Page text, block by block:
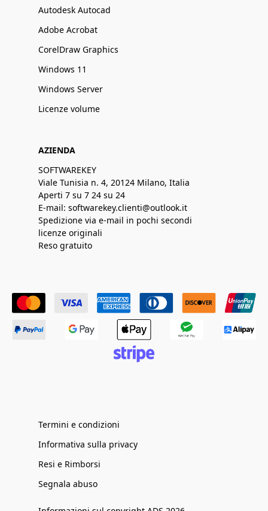
Autodesk Autocad
Adobe Acrobat
CorelDraw Graphics
Windows 11
Windows Server
Licenze volume
AZIENDA
SOFTWAREKEY
Viale Tunisia n. 4, 20124 Milano, Italia
Aperti 7 su 7 24 su 24
E-mail: softwarekey.clienti@outlook.it
Spedizione via e-mail in pochi secondi
licenze originali
Reso gratuito
Termini e condizioni
Informativa sulla privacy
Resi e Rimborsi
Segnala abuso